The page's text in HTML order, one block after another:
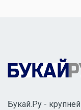
Букай.Ру -